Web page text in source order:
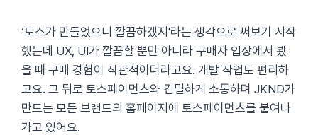
‘토스가 만들었으니 깔끔하겠지'라는 생각으로 써보기 시작
했는데 UX, UI가 깔끔할 뿐만 아니라 구매자 입장에서 봤
을 때 구매 경험이 직관적이더라고요. 개발 작업도 편리하
고요. 그 뒤로 토스페이먼츠와 긴밀하게 소통하며 JKND가
만드는 모든 브랜드의 홈페이지에 토스페이먼츠를 붙여나
가고 있어요.